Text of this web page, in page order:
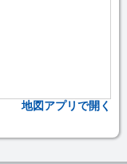
地図アプリで開く